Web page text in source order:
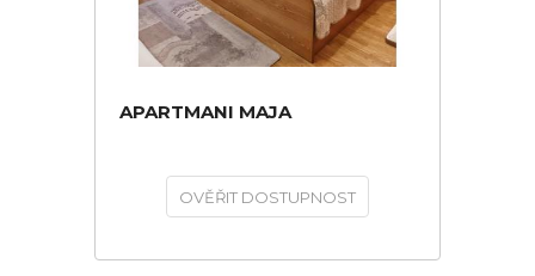
APARTMANI MAJA
OVĚŘIT DOSTUPNOST